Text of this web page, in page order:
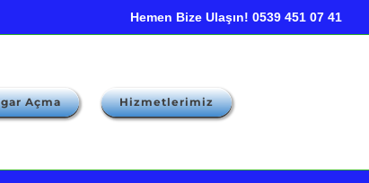
Hemen Bize Ulaşın! 0539 451 07 41
Açma Hizmetlerimiz